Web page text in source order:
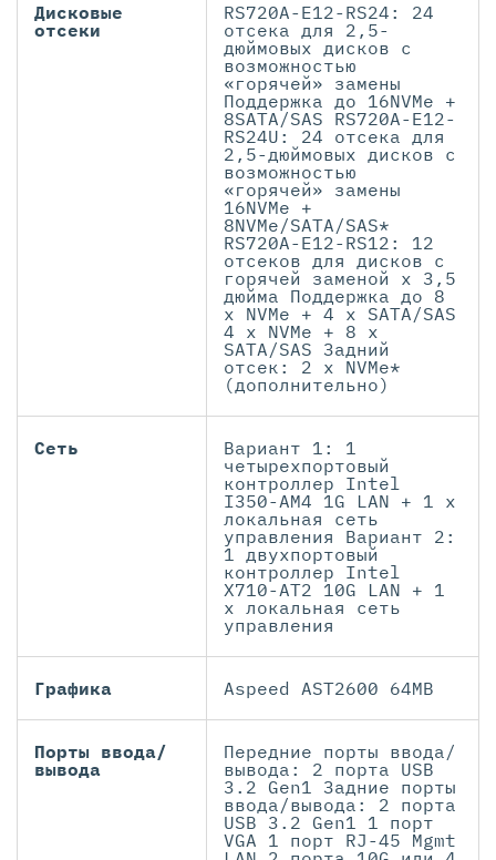
Дисковые
отсеки
RS720A-E12-RS24: 24
отсека для 2,5-
дюймовых дисков с
возможностью
«горячей» замены
Поддержка до 16NVMe +
8SATA/SAS RS720A-E12-
RS24U: 24 отсека для
2,5-дюймовых дисков с
возможностью
«горячей» замены
16NVMe +
8NVMe/SATA/SAS*
RS720А-Е12-RS12: 12
отсеков для дисков с
горячей заменой x 3,5
дюйма Поддержка до 8
x NVMe + 4 x SATA/SAS
4 x NVMe + 8 x
SATA/SAS Задний
отсек: 2 x NVMe*
(дополнительно)
Сеть
Вариант 1: 1
четырехпортовый
контроллер Intel
I350-AM4 1G LAN + 1 x
локальная сеть
управления Вариант 2:
1 двухпортовый
контроллер Intel
X710-AT2 10G LAN + 1
x локальная сеть
управления
Графика Aspeed AST2600 64MB
Порты ввода/
вывода
Передние порты ввода/
вывода: 2 порта USB
3.2 Gen1 Задние порты
ввода/вывода: 2 порта
USB 3.2 Gen1 1 порт
VGA 1 порт RJ-45 Mgmt